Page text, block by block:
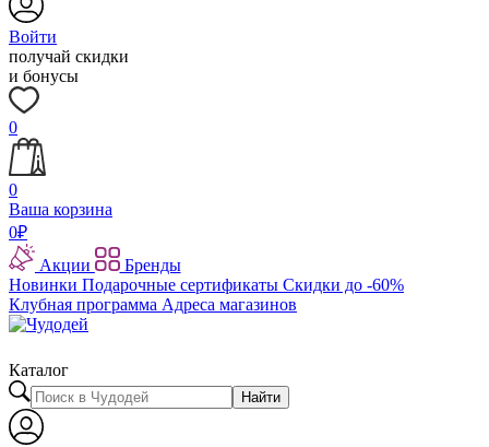
Войти
получай скидки
и бонусы
0
0
Ваша корзина
0₽
Акции
Бренды
Новинки Подарочные сертификаты Скидки до -60%
Клубная программа Адреса магазинов
Каталог
Найти